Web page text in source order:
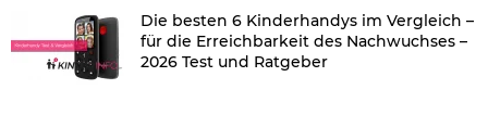
Die besten 6 Kinderhandys im Vergleich –
für die Erreichbarkeit des Nachwuchses –
2026 Test und Ratgeber